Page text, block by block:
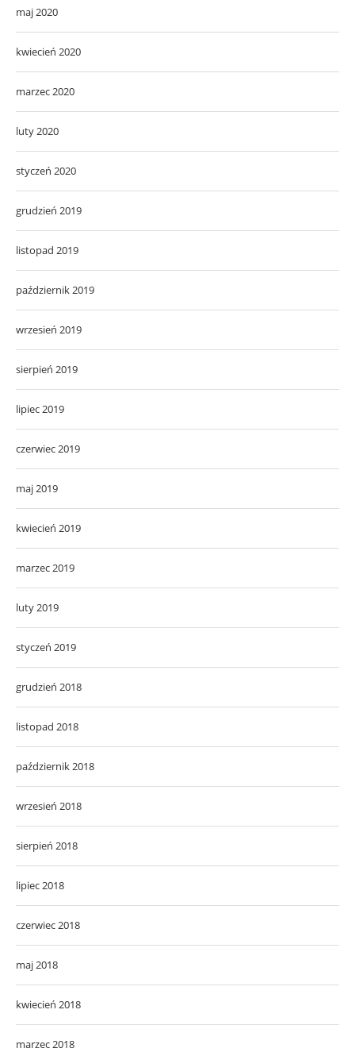
maj 2020
kwiecień 2020
marzec 2020
luty 2020
styczeń 2020
grudzień 2019
listopad 2019
październik 2019
wrzesień 2019
sierpień 2019
lipiec 2019
czerwiec 2019
maj 2019
kwiecień 2019
marzec 2019
luty 2019
styczeń 2019
grudzień 2018
listopad 2018
październik 2018
wrzesień 2018
sierpień 2018
lipiec 2018
czerwiec 2018
maj 2018
kwiecień 2018
marzec 2018